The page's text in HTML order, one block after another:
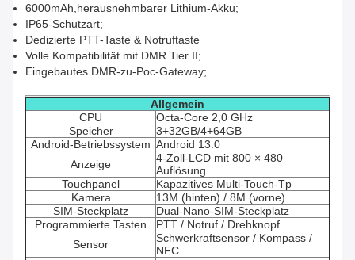
6000mAh,herausnehmbarer Lithium-Akku;
IP65-Schutzart;
Dedizierte PTT-Taste & Notruftaste
Volle Kompatibilität mit DMR Tier II;
Eingebautes DMR-zu-Poc-Gateway;
Allgemein
CPU
Octa-Core 2,0 GHz
Speicher
3+32GB/4+64GB
Android-Betriebssystem Android 13.0
Anzeige
4-Zoll-LCD mit 800 × 480
Auflösung
Touchpanel
Kapazitives Multi-Touch-Tp
Kamera
13M (hinten) / 8M (vorne)
SIM-Steckplatz
Dual-Nano-SIM-Steckplatz
Programmierte Tasten
PTT / Notruf / Drehknopf
Sensor
Schwerkraftsensor / Kompass /
NFC